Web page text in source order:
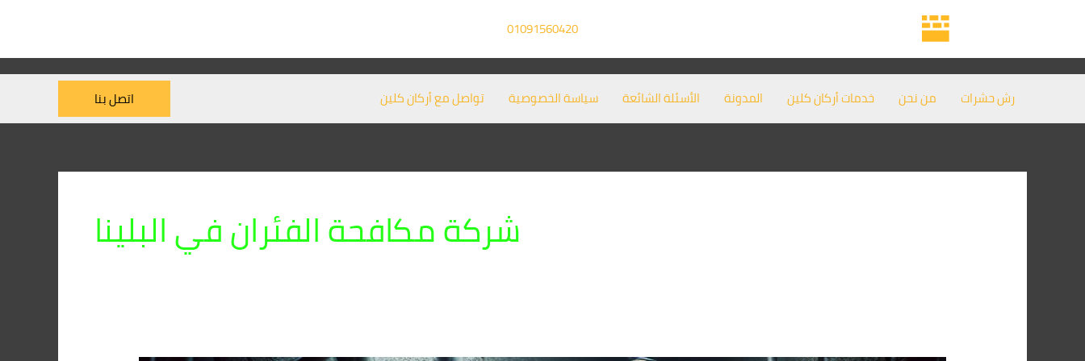
01091560420
رش حشرات من نحن خدمات أركان كلين المدونة الأسئلة الشائعة سياسة الخصوصية تواصل مع أركان كلين اتصل بنا
شركة مكافحة الفئران في البلينا